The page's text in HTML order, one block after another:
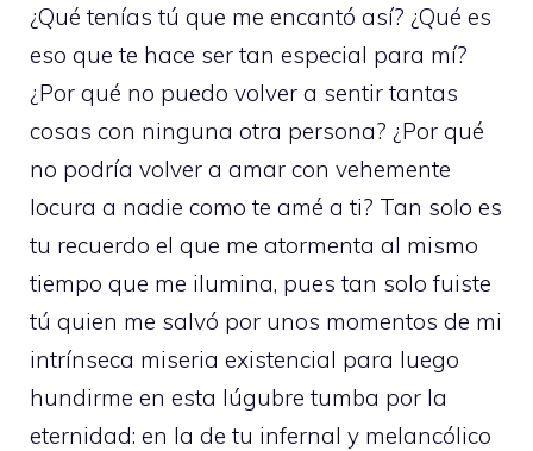
¿Qué tenías tú que me encantó así? ¿Qué es
eso que te hace ser tan especial para mí?
¿Por qué no puedo volver a sentir tantas
cosas con ninguna otra persona? ¿Por qué
no podría volver a amar con vehemente
locura a nadie como te amé a ti? Tan solo es
tu recuerdo el que me atormenta al mismo
tiempo que me ilumina, pues tan solo fuiste
tú quien me salvó por unos momentos de mi
intrínseca miseria existencial para luego
hundirme en esta lúgubre tumba por la
eternidad: en la de tu infernal y melancólico